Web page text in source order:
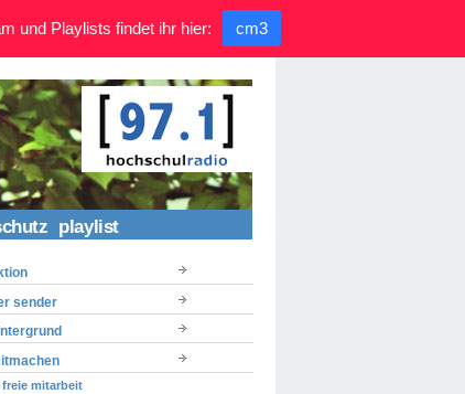
playlist
sender
freie mitarbeit
und Playlists findet ihr hier: cm3